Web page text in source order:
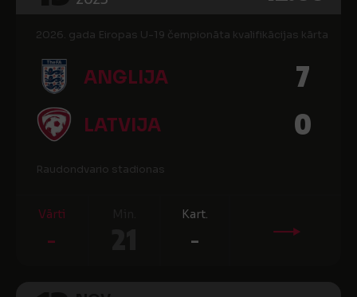
2026. gada Eiropas U-19 čempionāta kvalifikācijas kārta
ANGLIJA 7
LATVIJA 0
Raudondvario stadionas
Vārti
-
Kart.
-